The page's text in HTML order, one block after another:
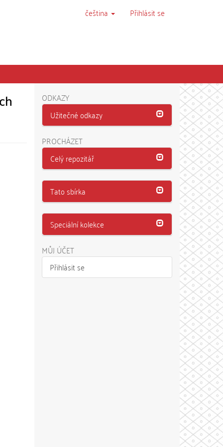
čeština Přihlásit se
ODKAZY
Užitečné odkazy
PROCHÁZET
Celý repozitář
Tato sbírka
Speciální kolekce
MŮJ ÚČET
Přihlásit se